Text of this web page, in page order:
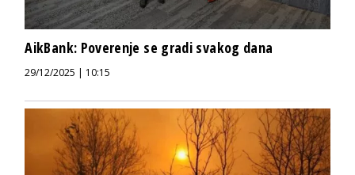
AikBank: Poverenje se gradi svakog dana
29/12/2025 | 10:15